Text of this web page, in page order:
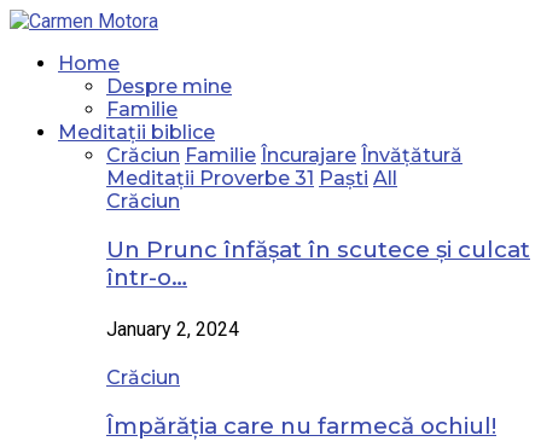
Home
Despre mine
Familie
Meditații biblice
Crăciun Familie Încurajare Învățătură
Meditații Proverbe 31 Paști All
Crăciun
Un Prunc înfășat în scutece și culcat
într-o…
January 2, 2024
Crăciun
Împărăția care nu farmecă ochiul!